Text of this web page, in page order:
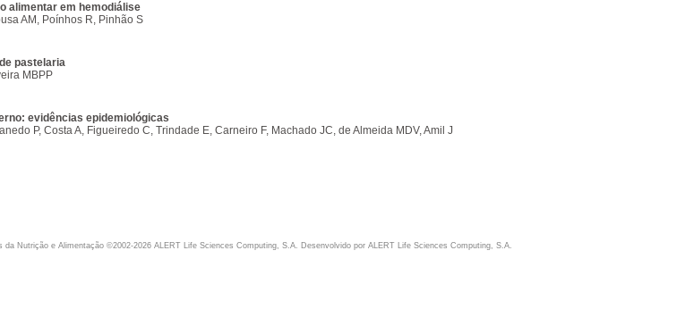
alimentar em hemodiálise
AM, Poínhos R, Pinhão S
pastelaria
MBPP
evidências epidemiológicas
P, Costa A, Figueiredo C, Trindade E, Carneiro F, Machado JC, de Almeida MDV, Amil J
da Nutrição e Alimentação ©2002-2026 ALERT Life Sciences Computing, S.A. Desenvolvido por ALERT Life Sciences Computing, S.A.